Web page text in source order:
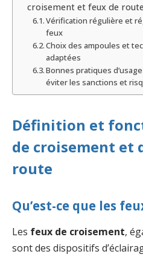
croisement et feux de route
Vérification régulière et
feux
Choix des ampoules et
adaptées
Bonnes pratiques
éviter les sanctions et
Définition et
de croisement et
route
Qu’est-ce que les
Les feux de croisement,
sont des dispositifs